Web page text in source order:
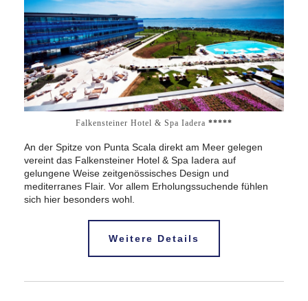
Falkensteiner Hotel & Spa Iadera *****
An der Spitze von Punta Scala direkt am Meer gelegen
vereint das Falkensteiner Hotel & Spa Iadera auf
gelungene Weise zeitgenössisches Design und
mediterranes Flair. Vor allem Erholungssuchende fühlen
sich hier besonders wohl.
Weitere Details